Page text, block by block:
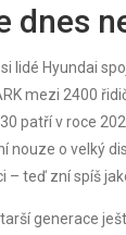
dnes
lidé Hyundai
mezi 2400
patří v roce
nouze o velký
– teď zní spíš
generace